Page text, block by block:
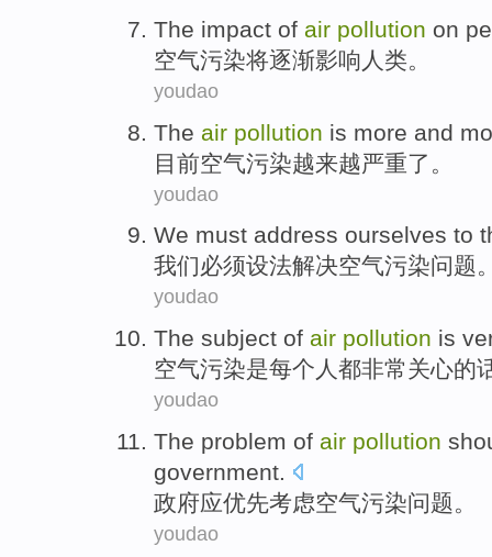
The impact of air pollution on
空气污染将逐渐影响 人类。
youdao
The air pollution is more and
目前空气污染越来越严重了。
youdao
We must address ourselves to
我们必须设法解决空气污染问题
youdao
The subject of air pollution is
空气污染是每个人都非常关心的
youdao
The problem of air pollution
government.
政府应优先考虑空气污染问题。
youdao